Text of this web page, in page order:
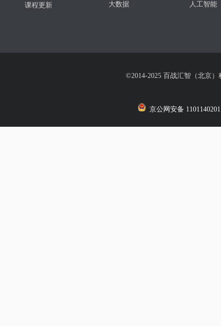
课程更新
大数据
人工智能
©2014-2025 百战汇智（北京
京公网安备